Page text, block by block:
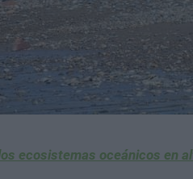
ecosistemas oceánicos en